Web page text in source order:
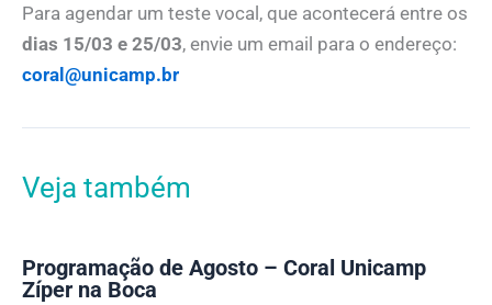
Para agendar um teste vocal, que acontecerá entre os
dias 15/03 e 25/03, envie um email para o endereço:
coral@unicamp.br
Veja também
Programação de Agosto – Coral Unicamp
Zíper na Boca